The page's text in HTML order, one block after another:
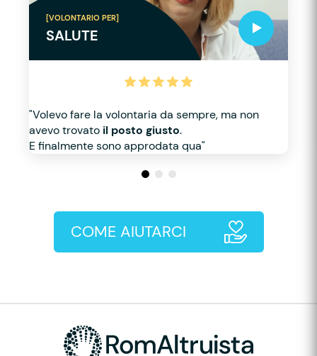
[VOLONTARIO PER]
SALUTE
"Volevo fare la volontaria da sempre, ma non
avevo trovato il posto giusto.
E finalmente sono approdata qua"
COME AIUTARCI